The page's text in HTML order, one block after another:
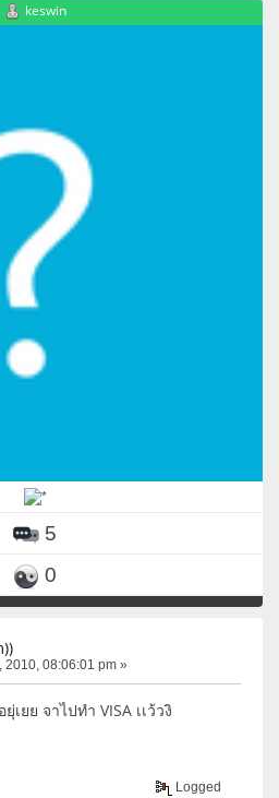
keswin
5
0
2010, 08:06:01 pm »
เยย จาไปทำ VISA เเว้วงิ
Logged